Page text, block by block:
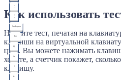
+
=
Backspace
Tab
Q
W
E
R
Как использовать
Начните тест, печатая на
клавиши на виртуальной
цвет. Вы можете нажимать
хотите, а счетчик покажет,
клавишу.